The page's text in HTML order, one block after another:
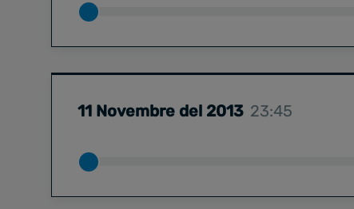
11 Novembre del 2013 23:45